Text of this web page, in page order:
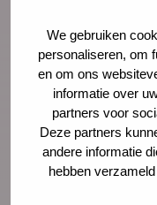
We gebruiken
personaliseren, om
en om ons
informatie over
partners voor
Deze partners
andere informatie
hebben
‘Je voelt dat
In deze mini-
gezinnen die
Vroeghulp. En
coördinatoren,